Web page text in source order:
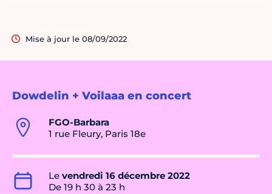
Dowdelin + Voilaaa en concert
FGO-Barbara
1 rue Fleury, Paris 18e
Le vendredi 16 décembre 2022
De 19 h 30 à 23 h
Mise à jour le 08/09/2022